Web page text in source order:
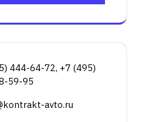
444-64-72, +7 (495)
59-95
avto.ru